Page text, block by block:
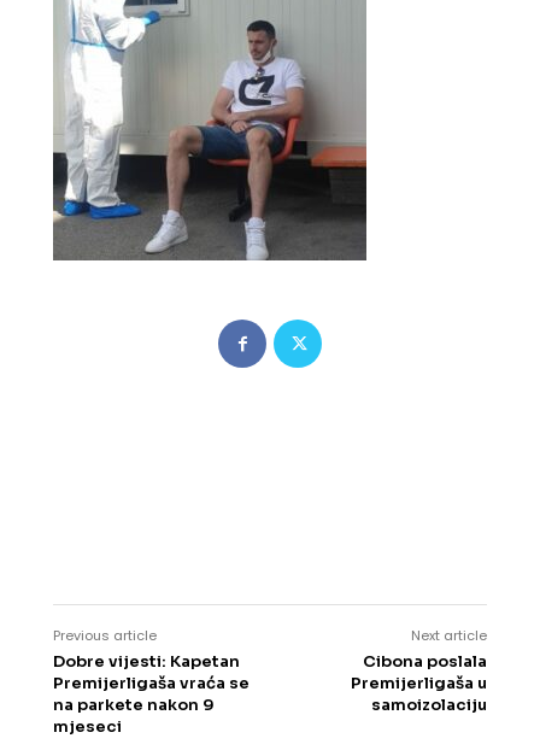
Previous article
Dobre vijesti: Kapetan
Premijerligaša vraća se
na parkete nakon 9
mjeseci
Next article
Cibona poslala
Premijerligaša u
samoizolaciju